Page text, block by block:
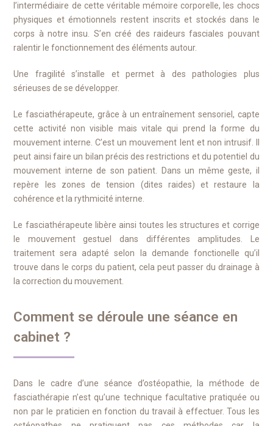
l’intermédiaire de cette véritable mémoire corporelle, les chocs
physiques et émotionnels restent inscrits et stockés dans le
corps à notre insu. S’en créé des raideurs fasciales pouvant
ralentir le fonctionnement des éléments autour.
Une fragilité s’installe et permet à des pathologies plus
sérieuses de se développer.
Le fasciathérapeute, grâce à un entraînement sensoriel, capte
cette activité non visible mais vitale qui prend la forme du
mouvement interne. C’est un mouvement lent et non intrusif. Il
peut ainsi faire un bilan précis des restrictions et du potentiel du
mouvement interne de son patient. Dans un même geste, il
repère les zones de tension (dites raides) et restaure la
cohérence et la rythmicité interne.
Le fasciathérapeute libère ainsi toutes les structures et corrige
le mouvement gestuel dans différentes amplitudes. Le
traitement sera adapté selon la demande fonctionelle qu’il
trouve dans le corps du patient, cela peut passer du drainage à
la correction du mouvement.
Comment se déroule une séance en
cabinet ?
Dans le cadre d’une séance d’ostéopathie, la méthode de
fasciathérapie n’est qu’une technique facultative pratiquée ou
non par le praticien en fonction du travail à effectuer. Tous les